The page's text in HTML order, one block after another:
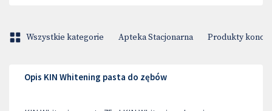
Wszystkie kategorie Apteka Stacjonarna Produkty
Opis KIN Whitening pasta do zębów